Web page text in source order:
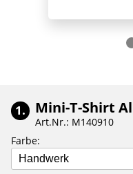
1. Mini-T-Shirt
Art.Nr.: M140910
Farbe:
Handwerk